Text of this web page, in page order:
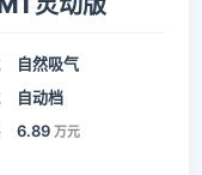
自然吸气
自动档
6.89 万元